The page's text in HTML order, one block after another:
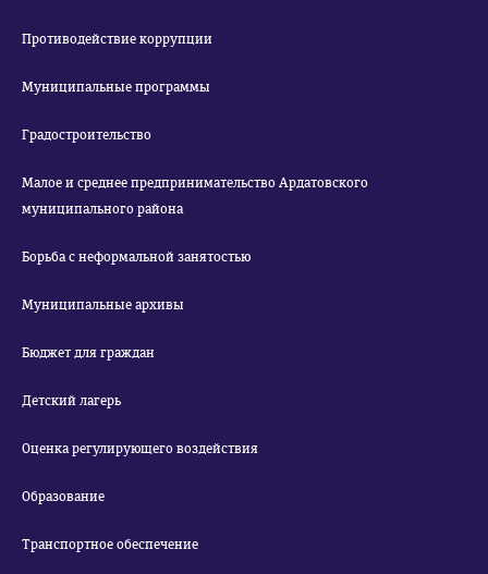
Противодействие коррупции
Муниципальные программы
Градостроительство
Малое и среднее предпринимательство Ардатовского
муниципального района
Борьба с неформальной занятостью
Муниципальные архивы
Бюджет для граждан
Детский лагерь
Оценка регулирующего воздействия
Образование
Транспортное обеспечение